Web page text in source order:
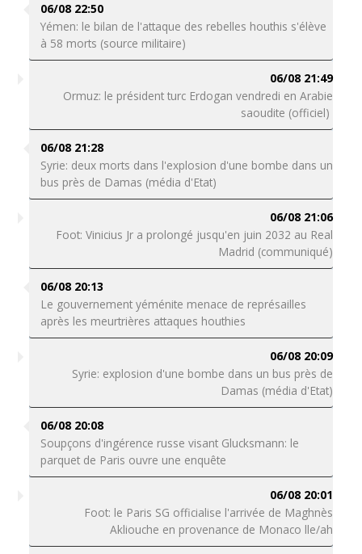
06/08 22:50
Yémen: le bilan de l'attaque des rebelles houthis s'élève
à 58 morts (source militaire)
06/08 21:49
Ormuz: le président turc Erdogan vendredi en Arabie
saoudite (officiel)
06/08 21:28
Syrie: deux morts dans l'explosion d'une bombe dans un
bus près de Damas (média d'Etat)
06/08 21:06
Foot: Vinicius Jr a prolongé jusqu'en juin 2032 au Real
Madrid (communiqué)
06/08 20:13
Le gouvernement yéménite menace de représailles
après les meurtrières attaques houthies
06/08 20:09
Syrie: explosion d'une bombe dans un bus près de
Damas (média d'Etat)
06/08 20:08
Soupçons d'ingérence russe visant Glucksmann: le
parquet de Paris ouvre une enquête
06/08 20:01
Foot: le Paris SG officialise l'arrivée de Maghnès
Akliouche en provenance de Monaco lle/ah